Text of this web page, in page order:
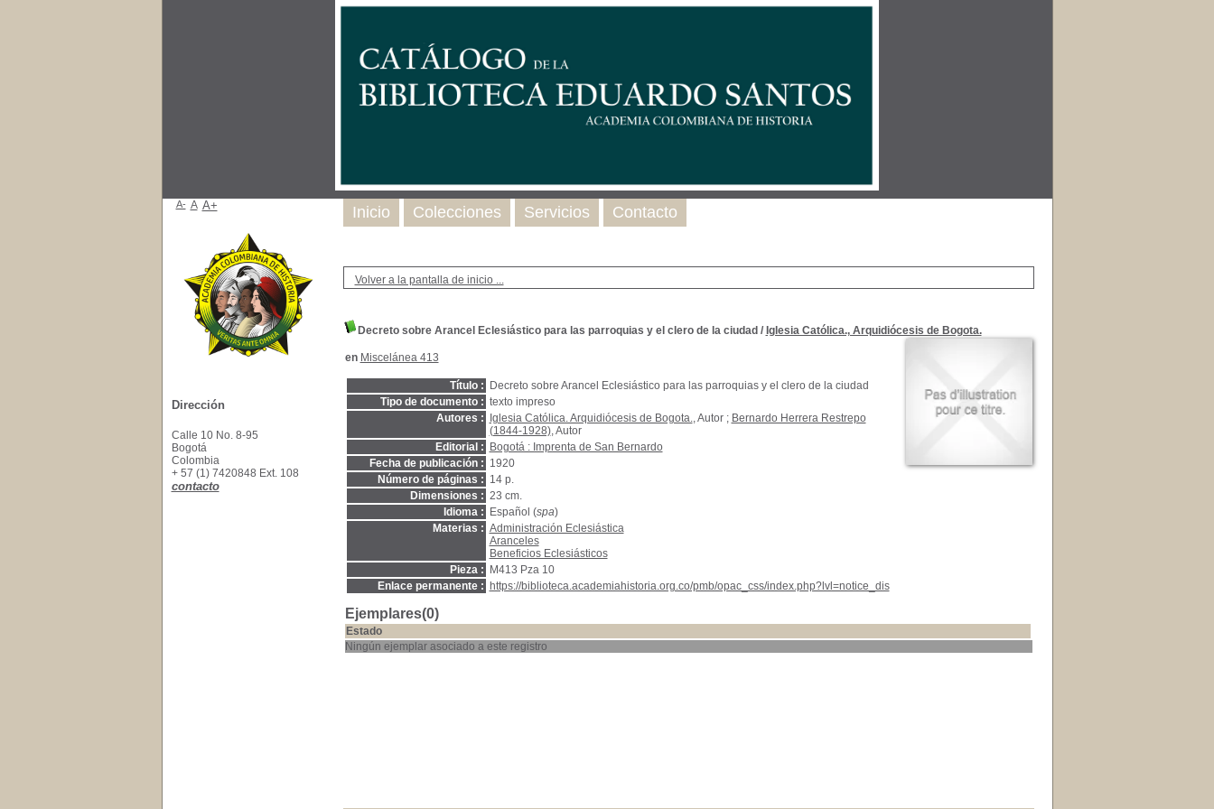
Volver a la pantalla de inicio ...
Decreto sobre Arancel Eclesiástico para las parroquias y el clero de la ciudad / Iglesia Católica., Arquidiócesis de Bogota.
en Miscelánea 413
Título :
Decreto sobre Arancel Eclesiástico para las parroquias y el clero de la ciudad
Tipo de documento : texto impreso
Autores :
Iglesia Católica. Arquidiócesis de Bogota., Autor ; Bernardo Herrera Restrepo
(1844-1928), Autor
Editorial :
Bogotá : Imprenta de San Bernardo
Fecha de publicación : 1920
Número de páginas : 14 p.
Dimensiones : 23 cm.
Idioma :
Español (spa)
Materias : Administración Eclesiástica
Aranceles
Beneficios Eclesiásticos
Pieza :
M413 Pza 10
Enlace permanente :
https://biblioteca.academiahistoria.org.co/pmb/opac_css/index.php?lvl=notice_dis
Ejemplares(0)
Estado
Ningún ejemplar asociado a este registro
Inicio Colecciones Servicios Contacto
A- A A+
Dirección
Calle 10 No. 8-95
Bogotá
Colombia
+ 57 (1) 7420848 Ext. 108
contacto